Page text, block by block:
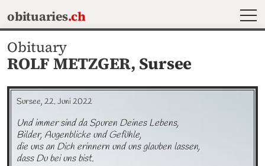
obituaries.ch
Obituary
ROLF METZGER, Sursee
Sursee, 22. Juni 2022
Und immer sind da Spuren Deines Lebens,
Bilder, Augenblicke und Gefühle,
die uns an Dich erinnern und uns glauben lassen,
dass Du bei uns bist.